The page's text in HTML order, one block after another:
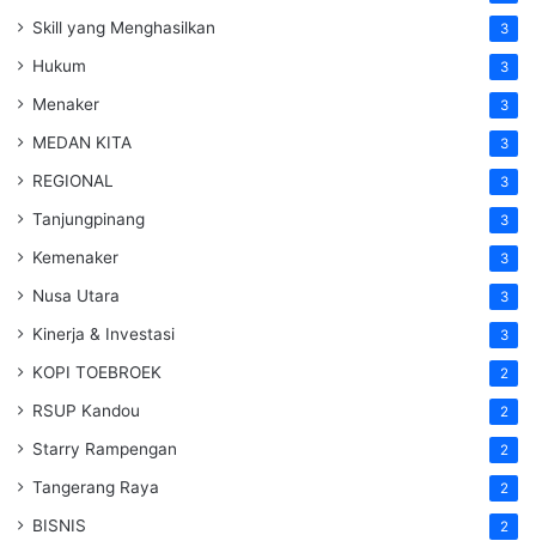
Skill yang Menghasilkan 3
Hukum 3
Menaker 3
MEDAN KITA 3
REGIONAL 3
Tanjungpinang 3
Kemenaker 3
Nusa Utara 3
Kinerja & Investasi 3
KOPI TOEBROEK 2
RSUP Kandou 2
Starry Rampengan 2
Tangerang Raya 2
BISNIS 2